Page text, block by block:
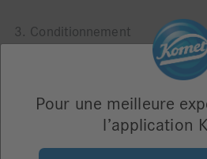
3. Conditionnement
Pour une meilleure
l’application